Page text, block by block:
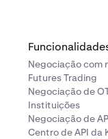
Negociação com
Futures Trading
Negociação de
Instituições
Negociação de
Centro de API da